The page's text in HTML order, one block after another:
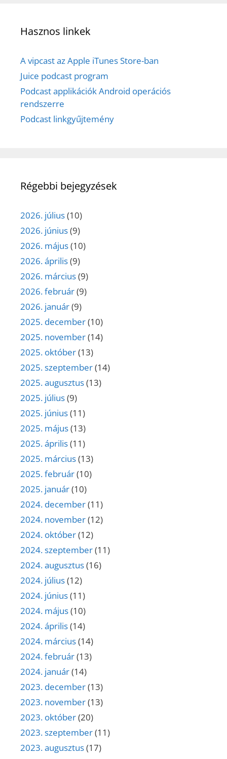
Hasznos linkek
A vipcast az Apple iTunes Store-ban
Juice podcast program
Podcast applikációk Android operációs
rendszerre
Podcast linkgyűjtemény
Régebbi bejegyzések
2026. július(10)
2026. június(9)
2026. május(10)
2026. április(9)
2026. március(9)
2026. február(9)
2026. január(9)
2025. december(10)
2025. november(14)
2025. október(13)
2025. szeptember(14)
2025. augusztus(13)
2025. július(9)
2025. június(11)
2025. május(13)
2025. április(11)
2025. március(13)
2025. február(10)
2025. január(10)
2024. december(11)
2024. november(12)
2024. október(12)
2024. szeptember(11)
2024. augusztus(16)
2024. július(12)
2024. június(11)
2024. május(10)
2024. április(14)
2024. március(14)
2024. február(13)
2024. január(14)
2023. december(13)
2023. november(13)
2023. október(20)
2023. szeptember(11)
2023. augusztus(17)